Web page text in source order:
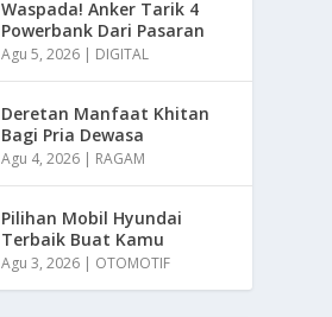
Waspada! Anker Tarik 4
Powerbank Dari Pasaran
Agu 5, 2026 | DIGITAL
Deretan Manfaat Khitan
Bagi Pria Dewasa
Agu 4, 2026 | RAGAM
Pilihan Mobil Hyundai
Terbaik Buat Kamu
Agu 3, 2026 | OTOMOTIF